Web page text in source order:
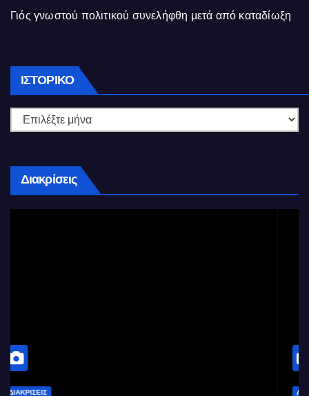
Γιός γνωστού πολιτικού συνελήφθη μετά από καταδίωξη
ΙΣΤΟΡΙΚΌ Ιστορικό
Διακρίσεις